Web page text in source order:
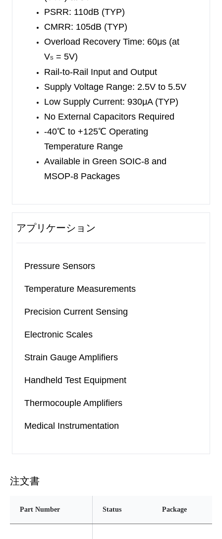
It is specified over the extended industrial
temperature range (-40 ℃to +125
PSRR: 110dB (TYP)
CMRR: 105dB (TYP)
Overload Recovery Time: 60μs (at
VS = 5V)
Rail-to-Rail Input and Output
Supply Voltage Range: 2.5V to 5.5V
Low Supply Current: 930μA (TYP)
No External Capacitors Required
-40℃ to +125℃ Operating
Temperature Range
Available in Green SOIC-8 and
MSOP-8 Packages
アプリケーション
Pressure Sensors
Temperature Measurements
Precision Current Sensing
Electronic Scales
Strain Gauge Amplifiers
Handheld Test Equipment
Thermocouple Amplifiers
Medical Instrumentation
注文書
Part Number Status Package